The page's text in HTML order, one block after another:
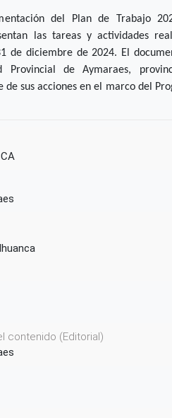
del Plan de Trabajo
las tareas y actividades
de diciembre de 2024. El
de Aymaraes,
sus acciones en el marco del
contenido (Editorial)